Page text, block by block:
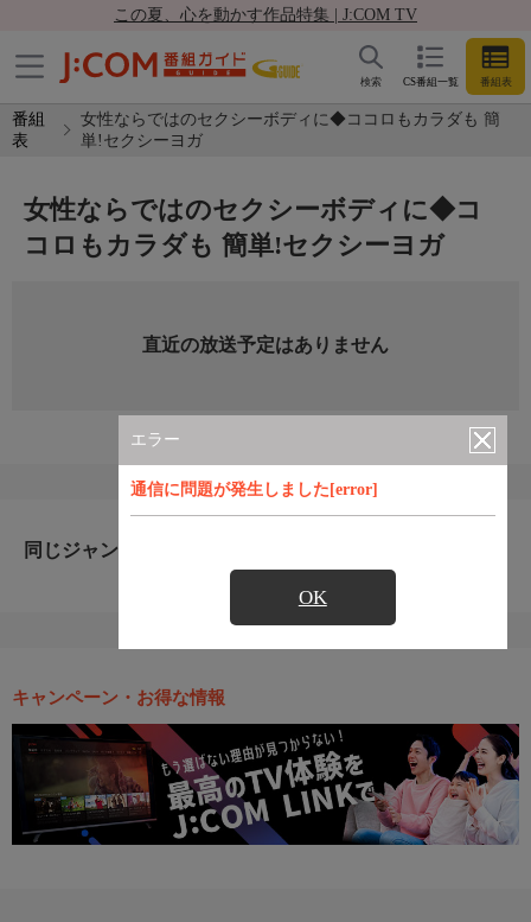
この夏、心を動かす作品特集 | J:COM TV
CS番組一覧 番組表
検索
番組
表
女性ならではのセクシーボディに◆ココロもカラダも 簡
単!セクシーヨガ
エラー
通信に問題が発生しました[error]
OK
女性ならではのセクシーボディに◆コ
コロもカラダも 簡単!セクシーヨガ
直近の放送予定はありません
同じジャンルのおすすめ番組
キャンペーン・お得な情報